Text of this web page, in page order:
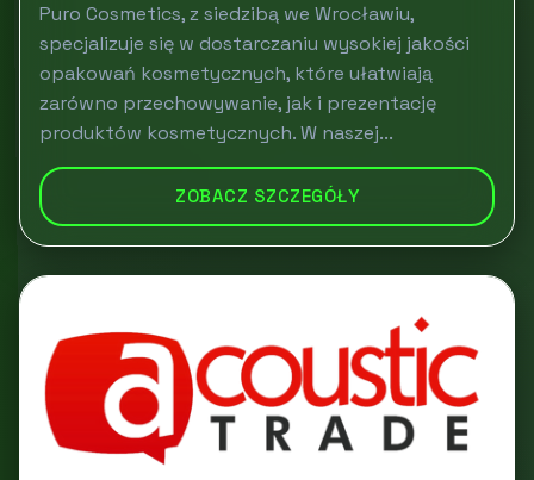
Puro Cosmetics, z siedzibą we Wrocławiu,
specjalizuje się w dostarczaniu wysokiej jakości
opakowań kosmetycznych, które ułatwiają
zarówno przechowywanie, jak i prezentację
produktów kosmetycznych. W naszej...
ZOBACZ SZCZEGÓŁY